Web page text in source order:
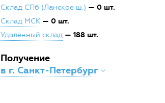
Склад СПб (Ланское ш.) — 0 шт.
Склад МСК — 0 шт.
Удалённый склад — 188 шт.
Получение
в г. Санкт-Петербург